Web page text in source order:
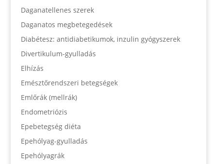
Daganatellenes szerek
Daganatos megbetegedések
Diabétesz: antidiabetikumok, inzulin gyógyszerek
Divertikulum-gyulladás
Elhízás
Emésztőrendszeri betegségek
Emlőrák (mellrák)
Endometriózis
Epebetegség diéta
Epehólyag-gyulladás
Epehólyagrák